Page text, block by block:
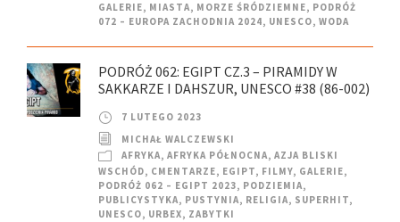
GALERIE, MIASTA, MORZE ŚRÓDZIEMNE, PODRÓŻ
072 – EUROPA ZACHODNIA 2024, UNESCO, WODA
PODRÓŻ 062: EGIPT CZ.3 – PIRAMIDY W
SAKKARZE I DAHSZUR, UNESCO #38 (86-002)
7 LUTEGO 2023
MICHAŁ WALCZEWSKI
AFRYKA, AFRYKA PÓŁNOCNA, AZJA BLISKI
WSCHÓD, CMENTARZE, EGIPT, FILMY, GALERIE,
PODRÓŻ 062 – EGIPT 2023, PODZIEMIA,
PUBLICYSTYKA, PUSTYNIA, RELIGIA, SUPERHIT,
UNESCO, URBEX, ZABYTKI